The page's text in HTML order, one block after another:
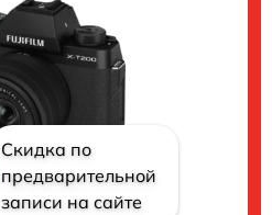
Скидка по
предварительной
записи на сайте